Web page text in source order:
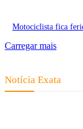
Motociclista fica
Carregar mais
Notícia Exata